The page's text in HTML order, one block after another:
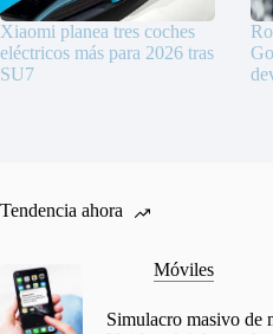
Xiaomi planea tres coches
eléctricos más para 2026 tras
SU7
Tendencia ahora
Móviles
Simulacro masivo de